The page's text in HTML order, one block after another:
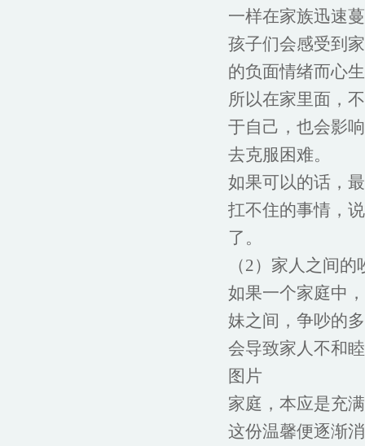
一样在家族迅速
孩子们会感受到
的负面情绪而心
所以在家里面，
于自己，也会影
去克服困难。
如果可以的话，
扛不住的事情，
了。
（2）家人之间
如果一个家庭中
妹之间，争吵的
会导致家人不和
图片
家庭，本应是充
这份温馨便逐渐